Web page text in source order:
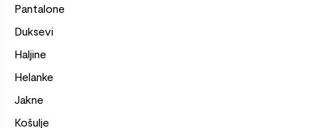
Pantalone
Duksevi
Haljine
Helanke
Jakne
Košulje